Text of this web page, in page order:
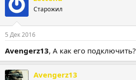
Старожил
5 Дек 2016
Avengerz13, А как его подключить?
Avengerz13